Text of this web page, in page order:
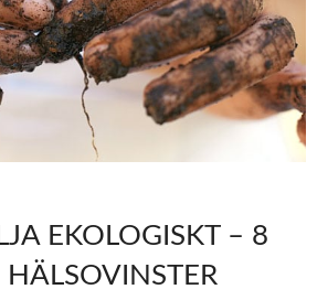
EKOLOGISKT – 8